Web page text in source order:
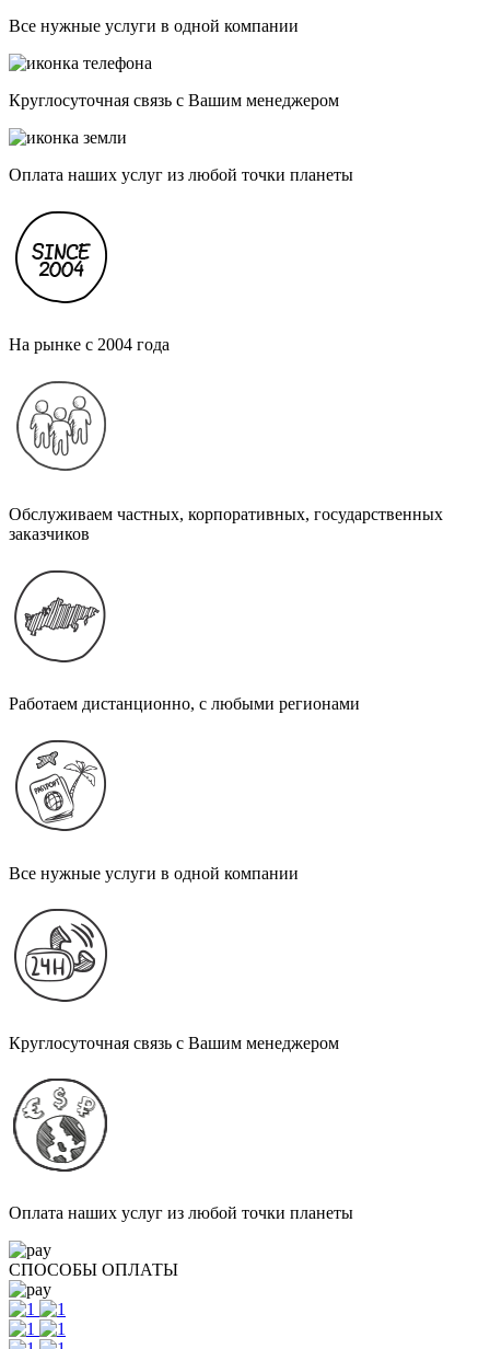
Все нужные услуги в одной компании
Круглосуточная связь с Вашим менеджером
Оплата наших услуг из любой точки планеты
На рынке с 2004 года
Обслуживаем частных, корпоративных, государственных
заказчиков
Работаем дистанционно, с любыми регионами
Все нужные услуги в одной компании
Круглосуточная связь с Вашим менеджером
Оплата наших услуг из любой точки планеты
СПОСОБЫ ОПЛАТЫ